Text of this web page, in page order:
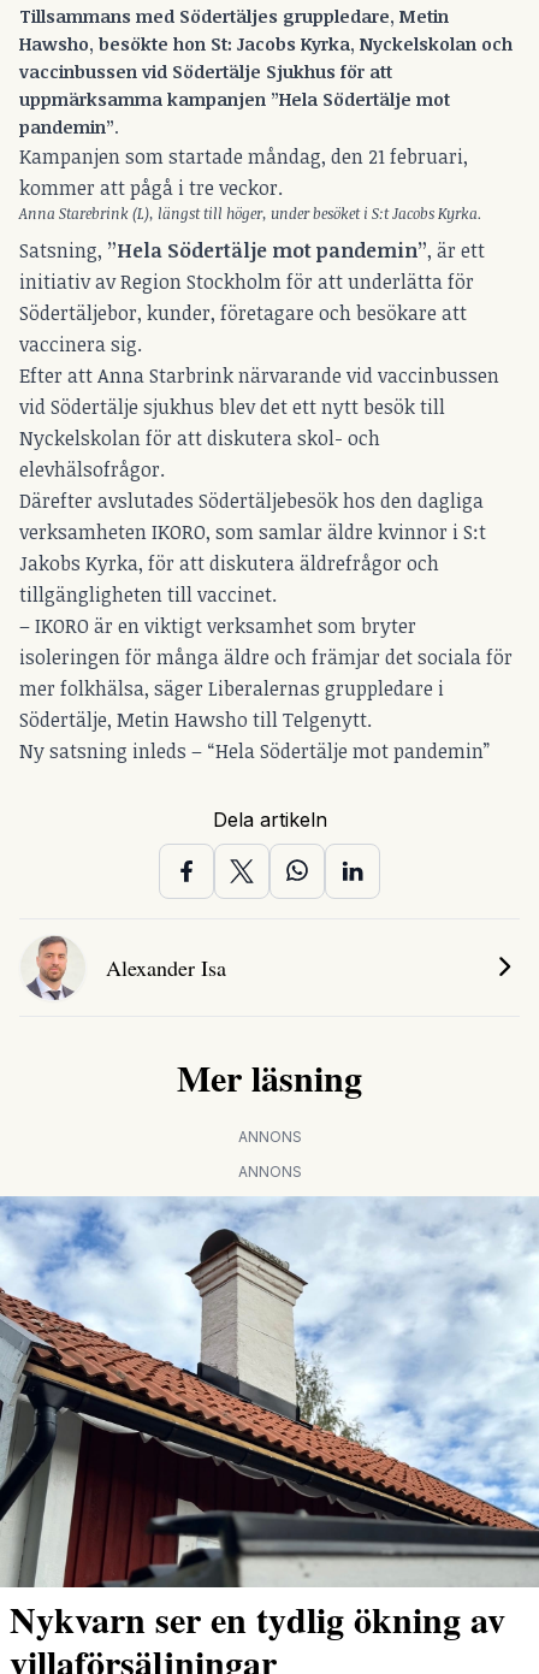
Tillsammans med Södertäljes gruppledare, Metin
Hawsho, besökte hon St: Jacobs Kyrka, Nyckelskolan och
vaccinbussen vid Södertälje Sjukhus för att
uppmärksamma kampanjen ”Hela Södertälje mot
pandemin”.
Kampanjen som startade måndag, den 21 februari,
kommer att pågå i tre veckor.
Anna Starebrink (L), längst till höger, under besöket i S:t Jacobs Kyrka.
Satsning, ”Hela Södertälje mot pandemin”, är ett
initiativ av Region Stockholm för att underlätta för
Södertäljebor, kunder, företagare och besökare att
vaccinera sig.
Efter att Anna Starbrink närvarande vid vaccinbussen
vid Södertälje sjukhus blev det ett nytt besök till
Nyckelskolan för att diskutera skol- och
elevhälsofrågor.
Därefter avslutades Södertäljebesök hos den dagliga
verksamheten IKORO, som samlar äldre kvinnor i S:t
Jakobs Kyrka, för att diskutera äldrefrågor och
tillgängligheten till vaccinet.
– IKORO är en viktigt verksamhet som bryter
isoleringen för många äldre och främjar det sociala för
mer folkhälsa, säger Liberalernas gruppledare i
Södertälje, Metin Hawsho till Telgenytt.
Ny satsning inleds – “Hela Södertälje mot pandemin”
Dela artikeln
Alexander Isa
Mer läsning
ANNONS
ANNONS
Nykvarn ser en tydlig ökning av
villaförsäljningar